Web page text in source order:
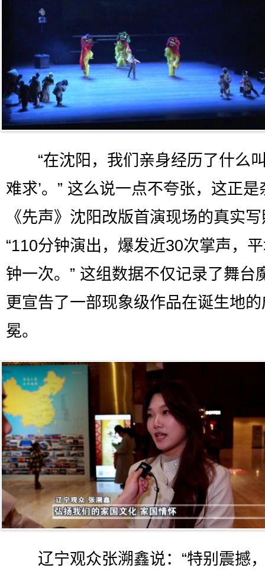
“在沈阳，我们亲身经历了什么叫
难求’。” 这么说一点不夸张，这正是
《先声》沈阳改版首演现场的真实
“110分钟演出，爆发近30次掌声，
钟一次。” 这组数据不仅记录了舞台
更宣告了一部现象级作品在诞生地
冕。
辽宁观众张溯鑫说：“特别震撼